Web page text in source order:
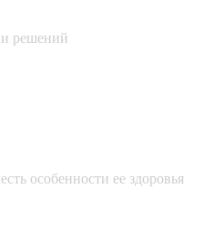
решений
особенности ее здоровья